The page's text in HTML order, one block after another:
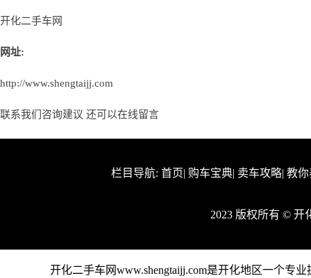
开化二手车网
网址:
http://www.shengtaijj.com
联系我们咨询建议 还可以在线留言
栏目导航: 首页| 购车宝典| 卖车攻略| 教
2023 版权所有 ©
开化二手车网www.shengtaijj.com是开化地区一个专